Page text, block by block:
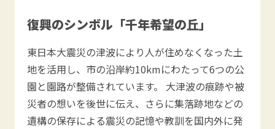
復興のシンボル「千年希望の丘」
東日本大震災の津波により人が住めなくなった土
地を活用し、市の沿岸約10kmにわたって6つの公
園と園路が整備されています。 大津波の痕跡や被
災者の想いを後世に伝え、さらに集落跡地などの
遺構の保存による震災の記憶や教訓を国内外に発